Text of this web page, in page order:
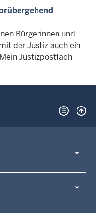
Bürgerinnen und
der Justiz auch ein
Justizpostfach